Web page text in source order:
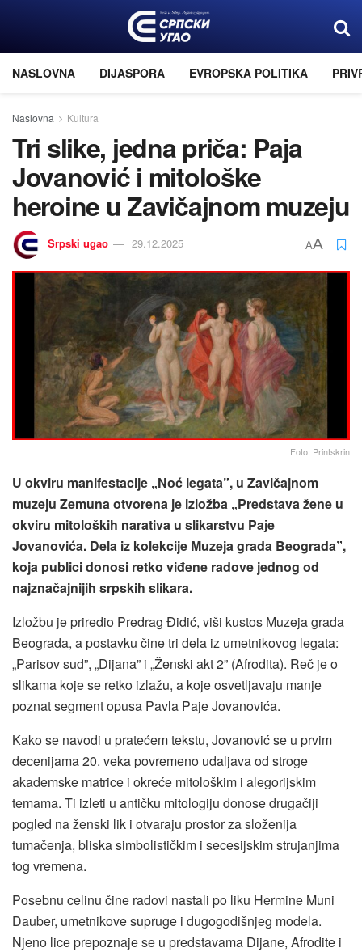
NASLOVNA DIJASPORA EVROPSKA POLITIKA
Naslovna Kultura
Tri slike, jedna priča: Paјa
Jovanović i mitološke
heroine u Zavičajnom muzeju
Srpski ugao 29.12.2025 AA
Foto: Printskrin
U okviru manifestacije „Noć legata”, u Zavičajnom
muzeju Zemuna otvorena je izložba „Predstava žene u
okviru mitoloških narativa u slikarstvu Paјe
Jovanovića. Dela iz kolekcije Muzeja grada Beograda”,
koja publici donosi retko viđene radove jednog od
najznačajnijih srpskih slikara.
Izložbu je priredio Predrag Đidić, viši kustos Muzeja grada
Beograda, a postavku čine tri dela iz umetnikovog legata:
„Pariso­v sud”, „Dijana” i „Ženski akt 2” (Afrodita). Reč je o
slikama koje se retko izlažu, a koje osvetljavaju manje
poznat segment opusa Pavla Paje Jovanovića.
Kako se navodi u pratećem tekstu, Jovanović se u prvim
decenijama 20. veka povremeno udaljava od stroge
akademske matrice i okreće mitološkim i alegorijskim
temama. Ti izleti u antičku mitologiju donose drugačiji
pogled na ženski lik i otvaraju prostor za složenija
tumačenja, bliska simbolističkim i secesijskim strujanjima
tog vremena.
Posebnu celinu čine radovi nastali po liku Hermine Muni
Dauber, umetnikove supruge i dugogodišnjeg modela.
Njeno lice prepoznaje se u predstavama Dijane, Afrodite i